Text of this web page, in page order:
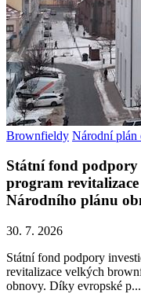
Brownfieldy Národní plán
Státní fond podpory
program
Národního plánu
30. 7. 2026
Státní fond podpory
revitalizace velkých
obnovy. Díky evropské p...